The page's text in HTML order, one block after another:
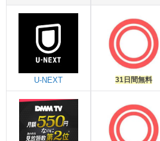
U-NEXT 31日間無料